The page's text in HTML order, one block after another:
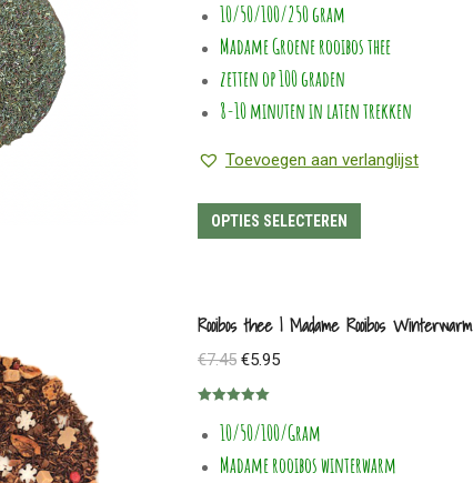
gekozen
op
productpagina
€17.85
5.00uit 5
10/50/100/250 gram
Madame Groene rooibos thee
zetten op 100 graden
8-10 minuten in laten trekken
Toevoegen aan verlanglijst
OPTIES SELECTEREN
variaties.
gekozen
Rooibos thee | Madame Rooibos Winterwarm
€7.45 Oorspronkelijke
prijs
was:
€5.95Huidige
is:
€5.95.
5.00uit 5
10/50/100/Gram
Madame rooibos winterwarm